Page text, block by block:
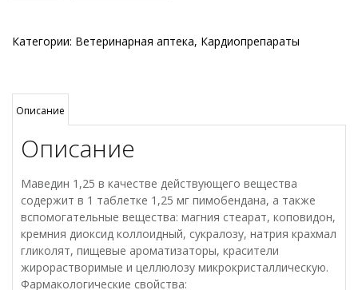
мг,
блистер)
Категории: Ветеринарная аптека, Кардиопрепараты
Описание
Описание
Маведин 1,25 в качестве действующего вещества
содержит в 1 таблетке 1,25 мг пимобендана, а также
вспомогательные вещества: магния стеарат, коповидон,
кремния диоксид коллоидный, сукралозу, натрия крахмал
гликолят, пищевые ароматизаторы, красители
жирорастворимые и целлюлозу микрокристаллическую.
Фармакологические свойства: